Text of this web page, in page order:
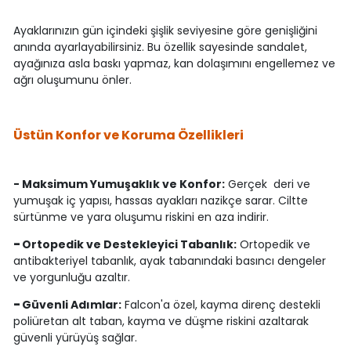
Ayaklarınızın gün içindeki şişlik seviyesine göre genişliğini
anında ayarlayabilirsiniz. Bu özellik sayesinde sandalet,
ayağınıza asla baskı yapmaz, kan dolaşımını engellemez ve
ağrı oluşumunu önler.
Üstün Konfor ve Koruma Özellikleri
- Maksimum Yumuşaklık ve Konfor:Gerçek deri ve
yumuşak iç yapısı, hassas ayakları nazikçe sarar. Ciltte
sürtünme ve yara oluşumu riskini en aza indirir.
- Ortopedik ve Destekleyici Tabanlık:Ortopedik ve
antibakteriyel tabanlık, ayak tabanındaki basıncı dengeler
ve yorgunluğu azaltır.
- Güvenli Adımlar:Falcon'a özel, kayma direnç destekli
poliüretan alt taban, kayma ve düşme riskini azaltarak
güvenli yürüyüş sağlar.